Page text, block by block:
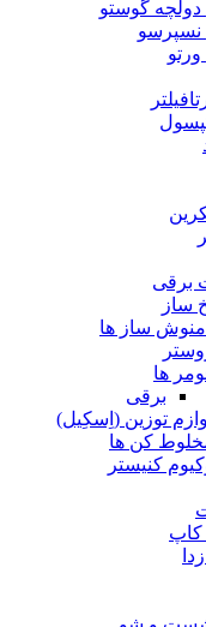
گوستو
برقی
ساز
ساز ها
ها
برقی
توزین (اِسکِیل)
کن ها
کنیستر
کاپ